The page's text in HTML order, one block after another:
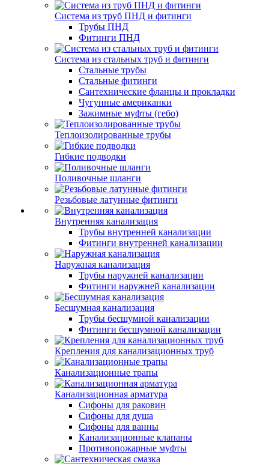
Система из труб ПНД и фитинги
Трубы ПНД
Фитинги ПНД
Система из стальных труб и фитинги
Стальные трубы
Стальные фитинги
Сантехнические фланцы и прокладки
Чугунные американки
Зажимные муфты (гебо)
Теплоизолированные трубы
Гибкие подводки
Поливочные шланги
Резьбовые латунные фитинги
Внутренняя канализация
Трубы внутренней канализации
Фитинги внутренней канализации
Наружная канализация
Трубы наружней канализации
Фитинги наружней канализации
Бесшумная канализация
Трубы бесшумной канализации
Фитинги бесшумной канализации
Крепления для канализационных труб
Канализационные трапы
Канализационная арматура
Сифоны для раковин
Сифоны для душа
Сифоны для ванны
Канализационные клапаны
Противопожарные муфты